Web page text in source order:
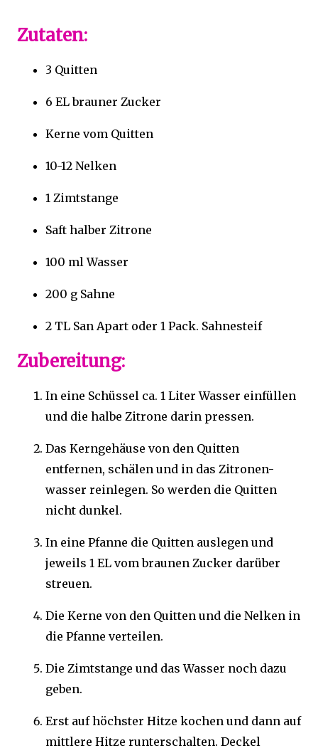
Zutaten:
3 Quitten
6 EL brauner Zucker
Kerne vom Quitten
10-12 Nelken
1 Zimtstange
Saft halber Zitrone
100 ml Wasser
200 g Sahne
2 TL San Apart oder 1 Pack. Sahnesteif
Zubereitung:
In eine Schüssel ca. 1 Liter Wasser einfüllen
und die halbe Zitrone darin pressen.
Das Kerngehäuse von den Quitten
entfernen, schälen und in das Zitronen-
wasser reinlegen. So werden die Quitten
nicht dunkel.
In eine Pfanne die Quitten auslegen und
jeweils 1 EL vom braunen Zucker darüber
streuen.
Die Kerne von den Quitten und die Nelken in
die Pfanne verteilen.
Die Zimtstange und das Wasser noch dazu
geben.
Erst auf höchster Hitze kochen und dann auf
mittlere Hitze runterschalten. Deckel